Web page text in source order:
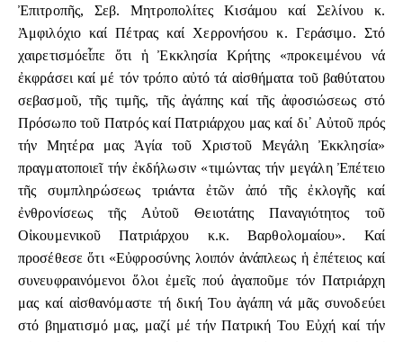
Ἐπιτροπῆς, Σεβ. Μητροπολίτες Κισάμου καί Σελίνου κ.
Ἀμφιλόχιο καί Πέτρας καί Χερρονήσου κ. Γεράσιμο. Στό
χαιρετισμόεἶπε ὅτι ἡ Ἐκκλησία Κρήτης «προκειμένου νά
ἐκφράσει καί μέ τόν τρόπο αὐτό τά αἰσθήματα τοῦ βαθύτατου
σεβασμοῦ, τῆς τιμῆς, τῆς ἀγάπης καί τῆς ἀφοσιώσεως στό
Πρόσωπο τοῦ Πατρός καί Πατριάρχου μας καί δι᾿ Αὐτοῦ πρός
τήν Μητέρα μας Ἁγία τοῦ Χριστοῦ Μεγάλη Ἐκκλησία»
πραγματοποιεῖ τήν ἐκδήλωσιν «τιμώντας τήν μεγάλη Ἐπέτειο
τῆς συμπληρώσεως τριάντα ἐτῶν ἀπό τῆς ἐκλογῆς καί
ἐνθρονίσεως τῆς Αὐτοῦ Θειοτάτης Παναγιότητος τοῦ
Οἰκουμενικοῦ Πατριάρχου κ.κ. Βαρθολομαίου». Καί
προσέθεσε ὅτι «Εὐφροσύνης λοιπόν ἀνάπλεως ἡ ἐπέτειος καί
συνευφραινόμενοι ὅλοι ἐμεῖς πού ἀγαποῦμε τόν Πατριάρχη
μας καί αἰσθανόμαστε τή δική Του ἀγάπη νά μᾶς συνοδεύει
στό βηματισμό μας, μαζί μέ τήν Πατρική Του Εὐχή καί τήν